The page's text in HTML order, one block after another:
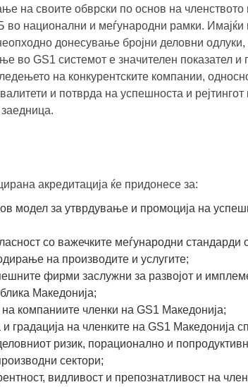
на своите обврски по основ на членството
национални и меѓународни рамки. Имајќи
донесување бројни деловни
во GS1 системот е значителен показател
на конкурентските компании,
и потврда на успешноста и
акредитација ќе придонесе за:
модел за утврдување и промоција на
со важечките меѓународни
на производите и услугите;
фирми заслужни за развојот и
Македонија;
на компаниите членки на GS1 Македонија;
градација на членките на GS1 Македонија
ризик, порационално и
сектори;
видливост и препознатливост на